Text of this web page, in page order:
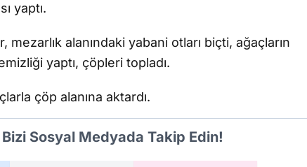
yaptı.
mezarlık alanındaki yabani otları biçti, ağaçların
yaptı, çöpleri topladı.
çöp alanına aktardı.
Sosyal Medyada Takip Edin!